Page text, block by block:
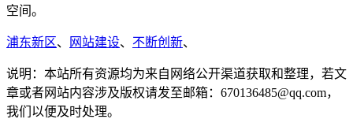
空间。
浦东新区、 网站建设、 不断创新、
说明：本站所有资源均为来自网络公开渠道获取和整理，若文
章或者网站内容涉及版权请发至邮箱：670136485@qq.com，
我们以便及时处理。